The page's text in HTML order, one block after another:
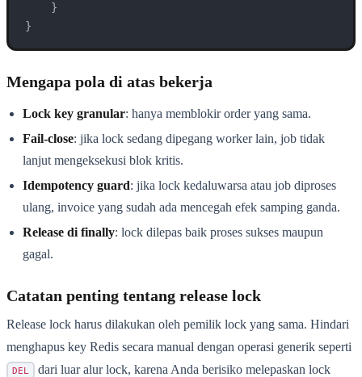
    }
}
Mengapa pola di atas bekerja
Lock key granular: hanya memblokir order yang sama.
Fail-close: jika lock sedang dipegang worker lain, job tidak
lanjut mengeksekusi blok kritis.
Idempotency guard: jika lock kedaluwarsa atau job diproses
ulang, invoice yang sudah ada mencegah efek samping ganda.
Release di finally: lock dilepas baik proses sukses maupun
gagal.
Catatan penting tentang release lock
Release lock harus dilakukan oleh pemilik lock yang sama. Hindari
menghapus key Redis secara manual dengan operasi generik seperti
DEL
dari luar alur lock, karena Anda berisiko melepaskan lock